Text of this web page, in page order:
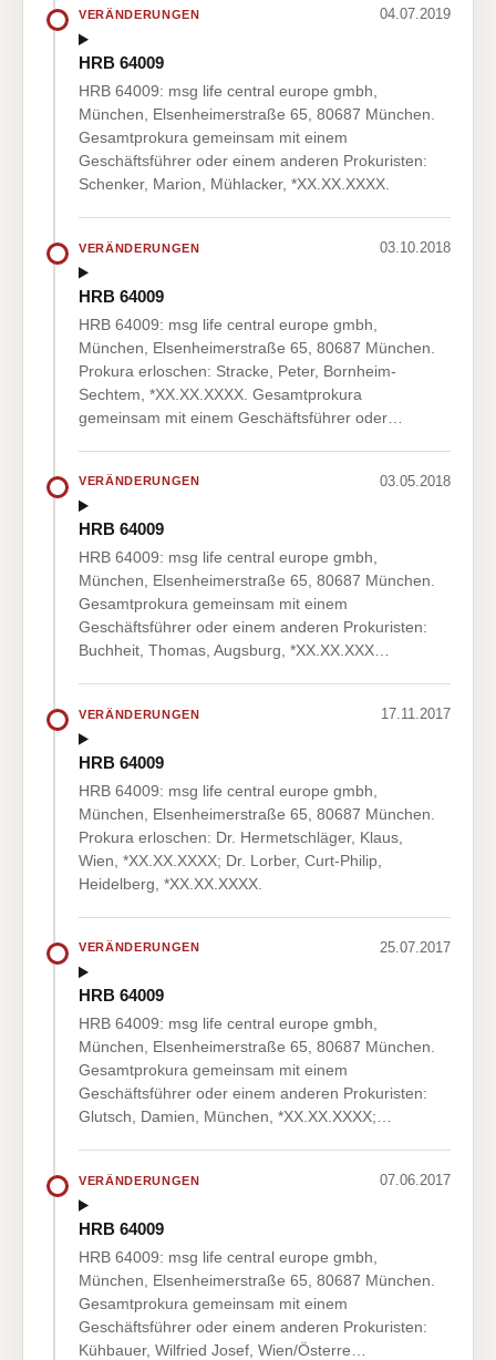
VERÄNDERUNGEN 04.07.2019
HRB 64009
HRB 64009: msg life central europe gmbh,
München, Elsenheimerstraße 65, 80687 München.
Gesamtprokura gemeinsam mit einem
Geschäftsführer oder einem anderen Prokuristen:
Schenker, Marion, Mühlacker, *XX.XX.XXXX.
VERÄNDERUNGEN 03.10.2018
HRB 64009
HRB 64009: msg life central europe gmbh,
München, Elsenheimerstraße 65, 80687 München.
Prokura erloschen: Stracke, Peter, Bornheim-
Sechtem, *XX.XX.XXXX. Gesamtprokura
gemeinsam mit einem Geschäftsführer oder…
VERÄNDERUNGEN 03.05.2018
HRB 64009
HRB 64009: msg life central europe gmbh,
München, Elsenheimerstraße 65, 80687 München.
Gesamtprokura gemeinsam mit einem
Geschäftsführer oder einem anderen Prokuristen:
Buchheit, Thomas, Augsburg, *XX.XX.XXX…
VERÄNDERUNGEN 17.11.2017
HRB 64009
HRB 64009: msg life central europe gmbh,
München, Elsenheimerstraße 65, 80687 München.
Prokura erloschen: Dr. Hermetschläger, Klaus,
Wien, *XX.XX.XXXX; Dr. Lorber, Curt-Philip,
Heidelberg, *XX.XX.XXXX.
VERÄNDERUNGEN 25.07.2017
HRB 64009
HRB 64009: msg life central europe gmbh,
München, Elsenheimerstraße 65, 80687 München.
Gesamtprokura gemeinsam mit einem
Geschäftsführer oder einem anderen Prokuristen:
Glutsch, Damien, München, *XX.XX.XXXX;…
VERÄNDERUNGEN 07.06.2017
HRB 64009
HRB 64009: msg life central europe gmbh,
München, Elsenheimerstraße 65, 80687 München.
Gesamtprokura gemeinsam mit einem
Geschäftsführer oder einem anderen Prokuristen:
Kühbauer, Wilfried Josef, Wien/Österre…